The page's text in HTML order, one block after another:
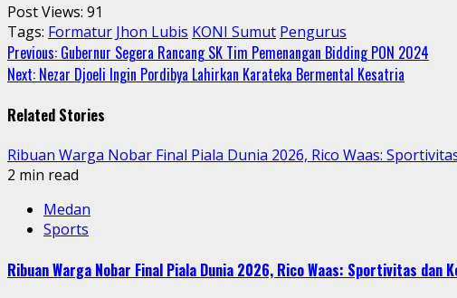
Post Views: 91
Tags: Formatur Jhon Lubis KONI Sumut Pengurus
Continue
Reading
Previous: Gubernur Segera Rancang SK Tim Pemenangan Bidding PON 2024
Next: Nezar Djoeli Ingin Pordibya Lahirkan Karateka Bermental Kesatria
Related Stories
Ribuan Warga Nobar Final Piala Dunia 2026, Rico Waas:
2 min read
Medan
Sports
Ribuan Warga Nobar Final Piala Dunia 2026, Rico Waas: Sportivitas dan